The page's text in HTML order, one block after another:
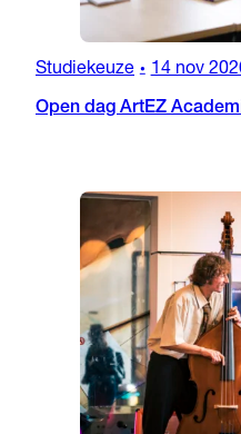
Studiekeuze • 14 nov
Open dag ArtEZ